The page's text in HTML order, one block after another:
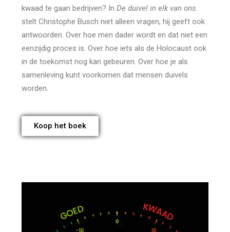
kwaad te gaan bedrijven? InDe duivel in elk van ons.
stelt Christophe Busch niet alleen vragen, hij geeft ook
antwoorden. Over hoe men dader wordt en dat niet een
eenzijdig proces is. Over hoe iets als de Holocaust ook
in de toekomst nog kan gebeuren. Over hoe je als
samenleving kunt voorkomen dat mensen duivels
worden.
Koop het boek